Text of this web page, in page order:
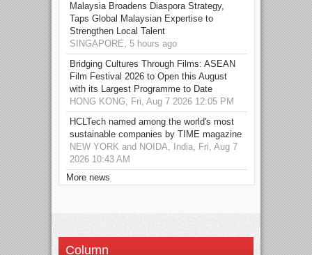
Malaysia Broadens Diaspora Strategy,
Taps Global Malaysian Expertise to
Strengthen Local Talent
SINGAPORE, 5 hours ago
Bridging Cultures Through Films: ASEAN
Film Festival 2026 to Open this August
with its Largest Programme to Date
HONG KONG, Fri, Aug 7 2026 12:05 PM
HCLTech named among the world's most
sustainable companies by TIME magazine
NEW YORK and NOIDA, India, Fri, Aug 7
2026 10:43 AM
More news
Column